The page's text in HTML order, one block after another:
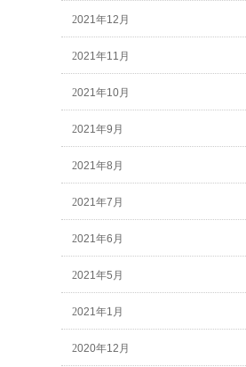
2021年12月
2021年11月
2021年10月
2021年9月
2021年8月
2021年7月
2021年6月
2021年5月
2021年1月
2020年12月